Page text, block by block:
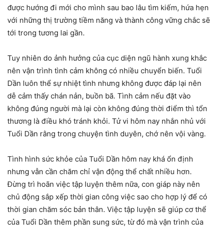
được hướng đi mới cho mình sau bao lâu tìm kiếm, hứa hẹn
với những thị trường tiềm năng và thành công vững chắc sẽ
tới trong tương lai gần.
Tuy nhiên do ảnh hưởng của cục diện ngũ hành xung khắc
nên vận trình tình cảm không có nhiều chuyển biến. Tuổi
Dần luôn thể sự nhiệt tình nhưng không được đáp lại nên
dễ cảm thấy chán nản, buồn bã. Tình cảm nếu đặt vào
không đúng người mà lại còn không đúng thời điểm thì tổn
thương là điều khó tránh khỏi. Tử vi hôm nay nhắn nhủ với
Tuổi Dần rằng trong chuyện tình duyên, chớ nên vội vàng.
Tình hình sức khỏe của Tuổi Dần hôm nay khá ổn định
nhưng vẫn cần chăm chỉ vận động thể chất nhiều hơn.
Đừng trì hoãn việc tập luyện thêm nữa, con giáp này nên
chủ động sắp xếp thời gian công việc sao cho hợp lý để có
thời gian chăm sóc bản thân. Việc tập luyện sẽ giúp cơ thể
của Tuổi Dần thêm phần sung sức, từ đó mà vận trình của